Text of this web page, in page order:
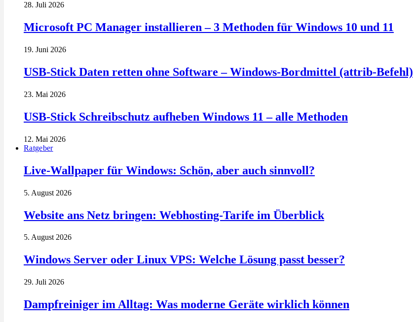
28. Juli 2026
Microsoft PC Manager installieren – 3 Methoden für Windows 10 und 11
19. Juni 2026
USB-Stick Daten retten ohne Software – Windows-Bordmittel (attrib-Befehl)
23. Mai 2026
USB-Stick Schreibschutz aufheben Windows 11 – alle Methoden
12. Mai 2026
Ratgeber
Live-Wallpaper für Windows: Schön, aber auch sinnvoll?
5. August 2026
Website ans Netz bringen: Webhosting-Tarife im Überblick
5. August 2026
Windows Server oder Linux VPS: Welche Lösung passt besser?
29. Juli 2026
Dampfreiniger im Alltag: Was moderne Geräte wirklich können